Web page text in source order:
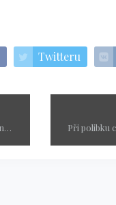
Twitteru
Povídky o ženách nejsou pro všechny čtenáře. Určitě ne pro ty, co mají rádi červenou knihovnu, dobré konce a lehký život. Jsou to osudy žen, co si prošly peklem. Základní myšlenka je vždy založena na pravdivém příběhu.